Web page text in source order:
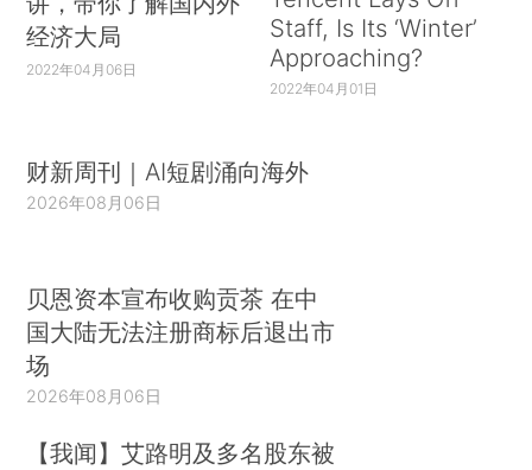
经济大局
2022年04月06日
Staff, Is Its ‘Winter’
Approaching?
2022年04月01日
财新周刊｜AI短剧涌向海外
2026年08月06日
贝恩资本宣布收购贡茶 在中
国大陆无法注册商标后退出市
场
2026年08月06日
【我闻】艾路明及多名股东被